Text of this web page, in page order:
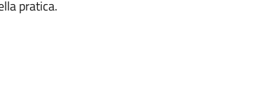
pratica.